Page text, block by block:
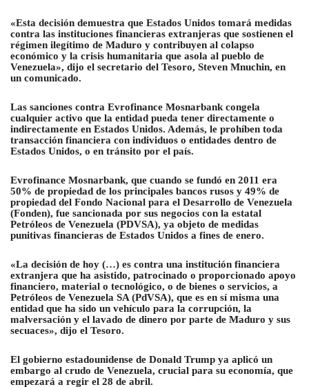
«Esta decisión demuestra que Estados Unidos tomará medidas
contra las instituciones financieras extranjeras que sostienen el
régimen ilegítimo de Maduro y contribuyen al colapso
económico y la crisis humanitaria que asola al pueblo de
Venezuela», dijo el secretario del Tesoro, Steven Mnuchin, en
un comunicado.
Las sanciones contra Evrofinance Mosnarbank congela
cualquier activo que la entidad pueda tener directamente o
indirectamente en Estados Unidos. Además, le prohíben toda
transacción financiera con individuos o entidades dentro de
Estados Unidos, o en tránsito por el país.
Evrofinance Mosnarbank, que cuando se fundó en 2011 era
50% de propiedad de los principales bancos rusos y 49% de
propiedad del Fondo Nacional para el Desarrollo de Venezuela
(Fonden), fue sancionada por sus negocios con la estatal
Petróleos de Venezuela (PDVSA), ya objeto de medidas
punitivas financieras de Estados Unidos a fines de enero.
«La decisión de hoy (…) es contra una institución financiera
extranjera que ha asistido, patrocinado o proporcionado apoyo
financiero, material o tecnológico, o de bienes o servicios, a
Petróleos de Venezuela SA (PdVSA), que es en sí misma una
entidad que ha sido un vehículo para la corrupción, la
malversación y el lavado de dinero por parte de Maduro y sus
secuaces», dijo el Tesoro.
El gobierno estadounidense de Donald Trump ya aplicó un
embargo al crudo de Venezuela, crucial para su economía, que
empezará a regir el 28 de abril.